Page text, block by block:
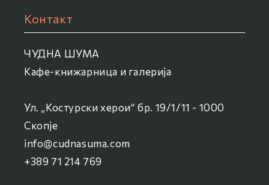
Контакт
ЧУДНА ШУМА
Кафе-книжарница и галерија
Ул. „Костурски херои“ бр. 19/1/11 - 1000
Скопје
info@cudnasuma.com
+389 71 214 769